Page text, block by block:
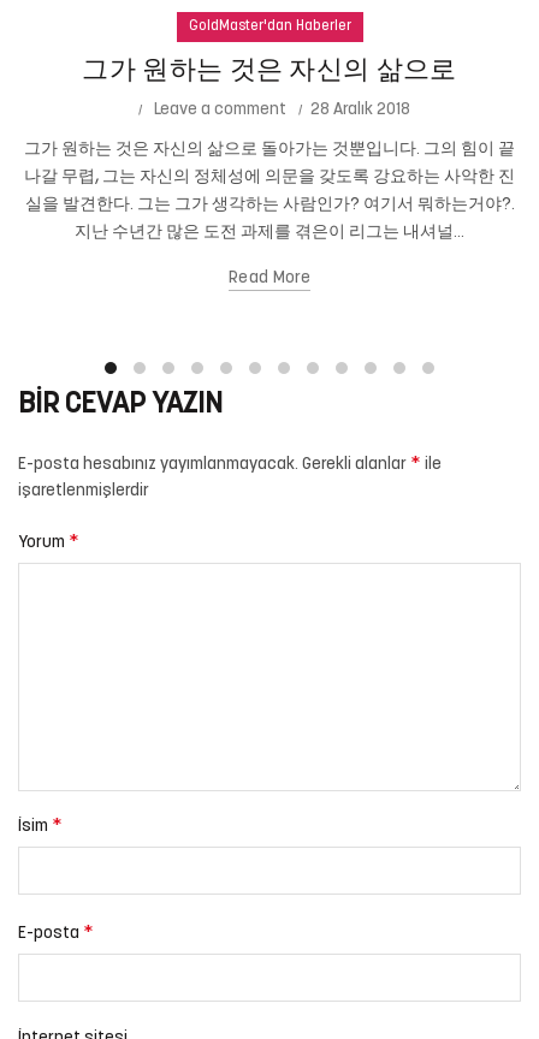
GoldMaster'dan Haberler
그가 원하는 것은 자신의 삶으로
Leave a comment 28 Aralık 2018
그가 원하는 것은 자신의 삶으로 돌아가는 것뿐입니다. 그의 힘이 끝
나갈 무렵, 그는 자신의 정체성에 의문을 갖도록 강요하는 사악한 진
실을 발견한다. 그는 그가 생각하는 사람인가? 여기서 뭐하는거야?.
지난 수년간 많은 도전 과제를 겪은이 리그는 내셔널...
Read More
BIR CEVAP YAZIN
E-posta hesabınız yayımlanmayacak. Gerekli alanlar * ile
işaretlenmişlerdir
Yorum *
İsim *
E-posta *